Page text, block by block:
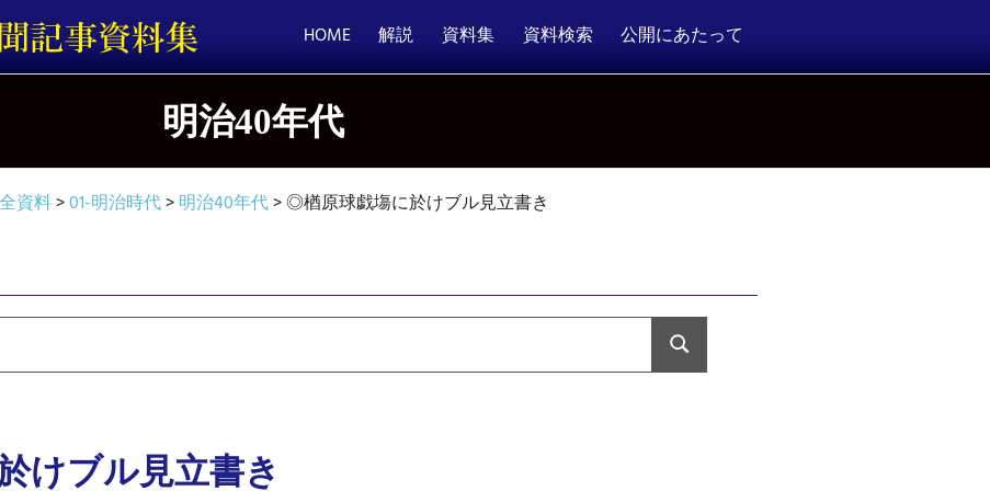
HOME 解説 資料集 資料検索 公開にあたって
明治40年代
全資料>01-明治時代>明治40年代>◎楢原球戯塲に於けブル見立書き
検
索
けブル見立書き